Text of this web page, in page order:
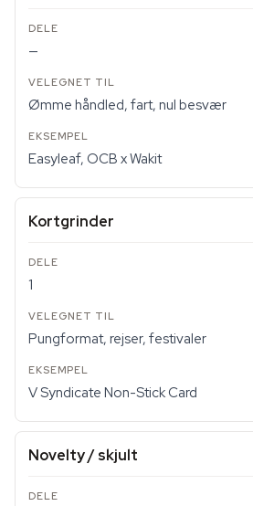
—
Ømme håndled, fart, nul besvær
Easyleaf, OCB x Wakit
Kortgrinder
1
Pungformat, rejser, festivaler
V Syndicate Non-Stick Card
Novelty / skjult